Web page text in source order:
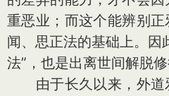
重恶业；而这个能辨别
闻、思正法的基础上。因
法”，也是出离世间解脱修
由于长久以来，外道